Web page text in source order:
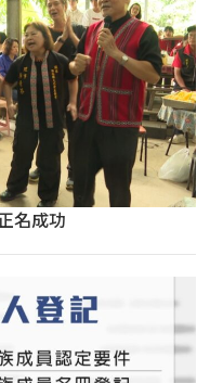
名成功